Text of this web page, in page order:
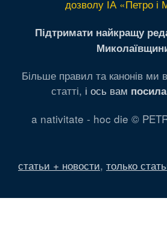
дозволу ІА «Петро і
Підтримати найкращу
Більше правил та канонів ми
статті, і ось вам
a nativitate - hoc die ©
статьи + новости, только